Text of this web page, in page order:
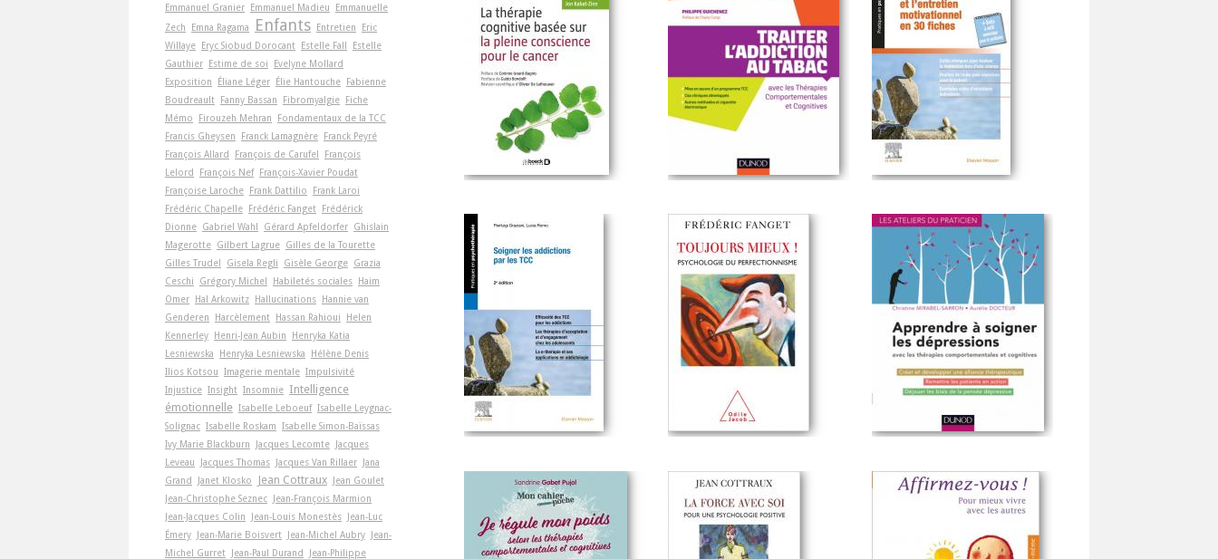
Emmanuel Granier Emmanuel Madieu
Emmanuelle
Zech
Emna Ragama Enfants Entretien
Eric
Willaye Eryc Siobud Dorocant Estelle Fall
Estelle
Gauthier Estime de soi
Evelyne Mollard
Exposition
Éliane Léger Élie Hantouche Fabienne
Boudreault Fanny Bassan Fibromyalgie Fiche
Mémo
Firouzeh Mehran
Fondamentaux de la TCC
Francis Gheysen
Franck Lamagnère Franck Peyré
François Allard
François de Carufel
François
Lelord
François Nef François-Xavier Poudat
Françoise Laroche Frank Dattilio
Frank Laroi
Frédéric Chapelle Frédéric Fanget Frédérick
Dionne Gabriel Wahl Gérard Apfeldorfer Ghislain
Magerotte Gilbert Lagrue Gilles de la Tourette
Gilles Trudel
Gisela Regli Gisèle George Grazia
Ceschi
Grégory Michel Habiletés sociales Haim
Omer Hal Arkowitz Hallucinations Hannie van
Genderen
Harcèlement Hassan Rahioui
Helen
Kennerley Henri-Jean Aubin
Henryka Katia
Lesniewska
Henryka Lesniewska
Hélène Denis
Ilios Kotsou Imagerie mentale Impulsivité
Injustice Insight Insomnie Intelligence
émotionnelle Isabelle Leboeuf Isabelle Leygnac-
Solignac Isabelle Roskam Isabelle Simon-Baïssas
Ivy Marie Blackburn
Jacques Lecomte Jacques
Leveau
Jacques Thomas Jacques Van Rillaer Jana
Grand
Janet Klosko Jean Cottraux Jean Goulet
Jean-Christophe Seznec Jean-François Marmion
Jean-Jacques Colin
Jean-Louis Monestès Jean-Luc
Émery Jean-Marie Boisvert Jean-Michel Aubry Jean-
Michel Gurret Jean-Paul Durand
Jean-Philippe